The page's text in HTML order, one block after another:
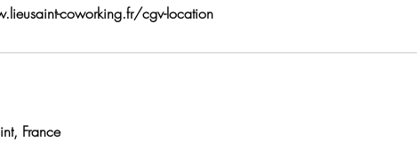
coworking.fr/cgv-location
France